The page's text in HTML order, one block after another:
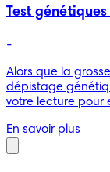
Test
-
Alors que la
dépistage
votre lecture pour
En savoir plus